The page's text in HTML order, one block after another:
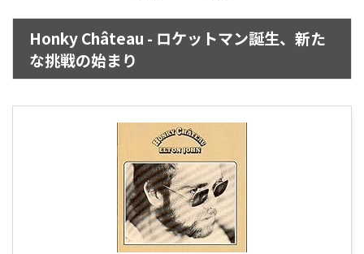
Honky Château - ロケットマン誕生、新た
な挑戦の始まり